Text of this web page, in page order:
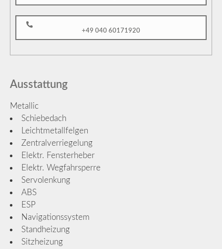
+49 040 60171920
Ausstattung
Metallic
Schiebedach
Leichtmetallfelgen
Zentralverriegelung
Elektr. Fensterheber
Elektr. Wegfahrsperre
Servolenkung
ABS
ESP
Navigationssystem
Standheizung
Sitzheizung